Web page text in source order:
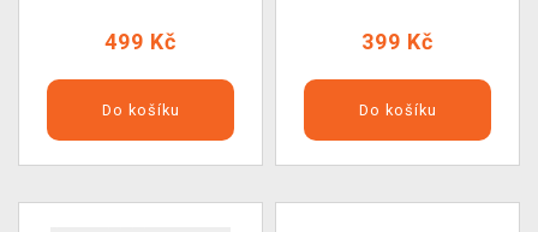
499 Kč
Do košíku
399 Kč
Do košíku